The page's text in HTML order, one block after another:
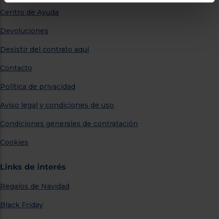
Centro de Ayuda
Devoluciones
Desistir del contrato aquí
Contacto
Política de privacidad
Aviso legal y condiciones de uso
Condiciones generales de contratación
Cookies
Links de interés
Regalos de Navidad
Black Friday